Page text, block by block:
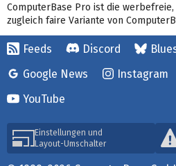
ComputerBase Pro ist die
zugleich faire Variante von
Feeds Discord
Google News
Instagram
YouTube
Einstellungen und
Layout-Umschalter